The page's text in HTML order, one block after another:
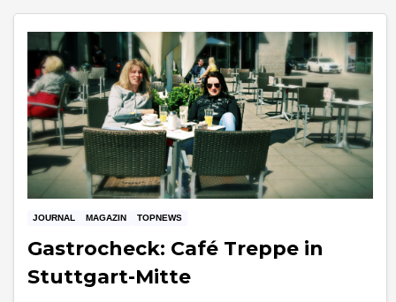
JOURNAL MAGAZIN TOPNEWS
Gastrocheck: Café Treppe in
Stuttgart-Mitte